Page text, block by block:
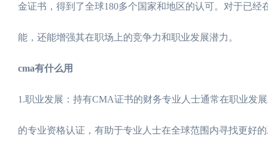
金证书，得到了全球180多个国家和地区的认可。对于已
能，还能增强其在职场上的竞争力和职业发展潜力。
cma有什么用
1.职业发展：持有CMA证书的财务专业人士通常在职业发
的专业资格认证，有助于专业人士在全球范围内寻找更好